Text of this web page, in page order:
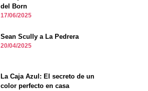
del Born
17/06/2025
Sean Scully a La Pedrera
20/04/2025
La Caja Azul: El secreto de un
color perfecto en casa